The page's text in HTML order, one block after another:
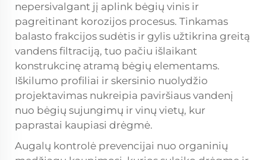
nepersivalgant jį aplink bėgių vinis ir
pagreitinant korozijos procesus. Tinkamas
balasto frakcijos sudėtis ir gylis užtikrina greitą
vandens filtraciją, tuo pačiu išlaikant
konstrukcinę atramą bėgių elementams.
Iškilumo profiliai ir skersinio nuolydžio
projektavimas nukreipia paviršiaus vandenį
nuo bėgių sujungimų ir vinų vietų, kur
paprastai kaupiasi drėgmė.
Augalų kontrolė prevencijai nuo organinių